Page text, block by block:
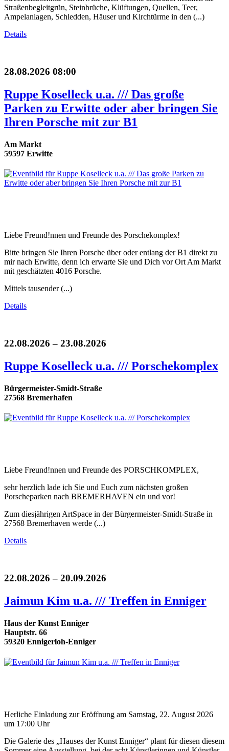
Straßenbegleitgrün, Steinbrüche, Klüftungen, Quellen, Teer,
Ampelanlagen, Schledden, Häuser und Kirchtürme in den (...)
Details
28.08.2026 08:00
Ruppe Koselleck u.a. /// Das große
Parken zu Erwitte oder aber bringen Sie
Ihren Porsche mit zur B1
Am Markt
59597 Erwitte
Liebe Freund!nnen und Freunde des Porschekomplex!
Bitte bringen Sie Ihren Porsche über oder entlang der B1 direkt zu
mir nach Erwitte, denn ich erwarte Sie und Dich vor Ort Am Markt
mit geschätzten 4016 Porsche.
Mittels tausender (...)
Details
22.08.2026 – 23.08.2026
Ruppe Koselleck u.a. /// Porschekomplex
Bürgermeister-Smidt-Straße
27568 Bremerhafen
Liebe Freund!nnen und Freunde des PORSCHKOMPLEX,
sehr herzlich lade ich Sie und Euch zum nächsten großen
Porscheparken nach BREMERHAVEN ein und vor!
Zum diesjährigen ArtSpace in der Bürgermeister-Smidt-Straße in
27568 Bremerhaven werde (...)
Details
22.08.2026 – 20.09.2026
Jaimun Kim u.a. /// Treffen in Enniger
Haus der Kunst Enniger
Hauptstr. 66
59320 Ennigerloh-Enniger
Herliche Einladung zur Eröffnung am Samstag, 22. August 2026
um 17:00 Uhr
Die Galerie des „Hauses der Kunst Enniger“ plant für diesen diesem